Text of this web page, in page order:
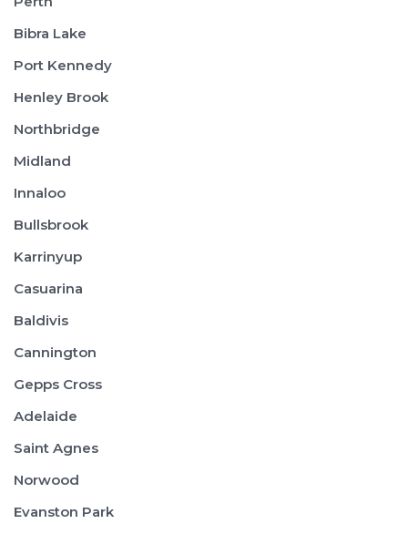
Bibra Lake
Port Kennedy
Henley Brook
Northbridge
Midland
Innaloo
Bullsbrook
Karrinyup
Casuarina
Baldivis
Cannington
Gepps Cross
Adelaide
Saint Agnes
Norwood
Evanston Park